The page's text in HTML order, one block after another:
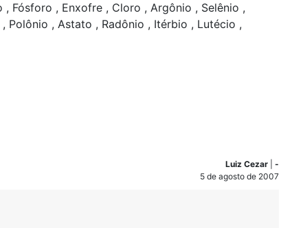
Fósforo , Enxofre , Cloro , Argônio , Selênio ,
Polônio , Astato , Radônio , Itérbio , Lutécio ,
Luiz Cezar
-
5 de agosto de 2007